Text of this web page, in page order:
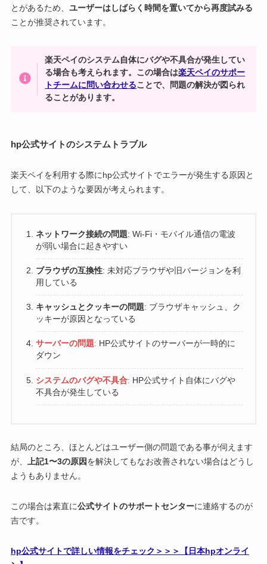
とがあるため、 ユーザーはしばらく時間を置いてから再度試みる
ことが推奨されています。
楽天ペイのシステム自体にバグや不具合が発生してい
る場合も考えられます。この場合は楽天ペイのサポー
トチームに問い合わせることで、問題の解決が図られ
ることがあります。
hp公式サイトのシステムトラブル
楽天ペイを利用する際にhp公式サイトでエラーが発生する原因と
して、以下のような要因が考えられます。
ネットワーク接続の問題: Wi-Fi・モバイル通信の電波
が弱い場合に起きやすい
ブラウザの互換性: 未対応ブラウザや旧バージョンを利
用している
キャッシュとクッキーの問題: ブラウザキャッシュ、ク
ッキーが原因となっている
サーバーの問題: HP公式サイトのサーバーが一時的に
ダウン
システムのバグや不具合: HP公式サイト自体にバグや
不具合が発生している
結局のところ、ほとんどはユーザー側の問題である事が伺えます
が、 上記1〜3の原因 を解決してもなお改善されない場合はどうし
ようもありません。
この場合は素直に公式サイトのサポートセンターに連絡するのが
吉です。
hp公式サイトで詳しい情報をチェック＞＞＞【日本hpオンライ